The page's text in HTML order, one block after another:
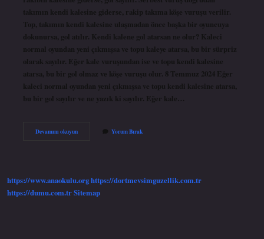
takımın kendi kalesine giderse, rakip takıma köşe vuruşu verilir.
Top, takımın kendi kalesine ulaşmadan önce başka bir oyuncuya
dokunursa, gol atılır. Kendi kalene gol atarsan ne olur? Kaleci
normal oyundan yeni çıkmışsa ve topu kaleye atarsa, bu bir sürpriz
olarak sayılır. Eğer kale vuruşundan ise ve topu kendi kalesine
atarsa, bu bir gol olmaz ve köşe vuruşu olur. 8 Temmuz 2024 Eğer
kaleci normal oyundan yeni çıkmışsa ve topu kendi kalesine atarsa,
bu bir gol sayılır ve ne yazık ki sayılır. Eğer kale…
Devamını okuyunKendi
Olur
Yorum Bırak
https://www.anaokulu.orghttps://dortmevsimguzellik.com.tr
https://dumu.com.trSitemap